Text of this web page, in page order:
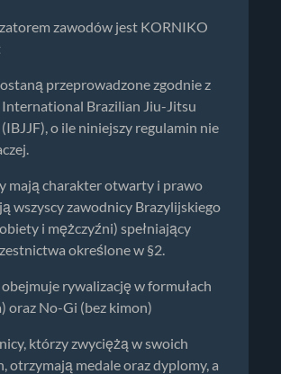
zawodów jest KORNIKO
przeprowadzone zgodnie z
International Brazilian Jiu-Jitsu
o ile niniejszy regulamin nie
mają charakter otwarty i prawo
wszyscy zawodnicy Brazylijskiego
i mężczyźni) spełniający
określone w §2.
obejmuje rywalizację w formułach
oraz No-Gi (bez kimon)
którzy zwyciężą w swoich
otrzymają medale oraz dyplomy, a